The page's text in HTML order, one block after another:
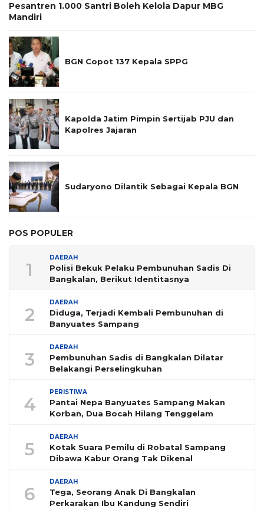
Pesantren 1.000 Santri Boleh Kelola Dapur MBG
Mandiri
BGN Copot 137 Kepala SPPG
Kapolda Jatim Pimpin Sertijab PJU dan
Kapolres Jajaran
Sudaryono Dilantik Sebagai Kepala BGN
POS POPULER
1
DAERAH
Polisi Bekuk Pelaku Pembunuhan Sadis Di
Bangkalan, Berikut Identitasnya
2
DAERAH
Diduga, Terjadi Kembali Pembunuhan di
Banyuates Sampang
3
DAERAH
Pembunuhan Sadis di Bangkalan Dilatar
Belakangi Perselingkuhan
4
PERISTIWA
Pantai Nepa Banyuates Sampang Makan
Korban, Dua Bocah Hilang Tenggelam
5
DAERAH
Kotak Suara Pemilu di Robatal Sampang
Dibawa Kabur Orang Tak Dikenal
6
DAERAH
Tega, Seorang Anak Di Bangkalan
Perkarakan Ibu Kandung Sendiri